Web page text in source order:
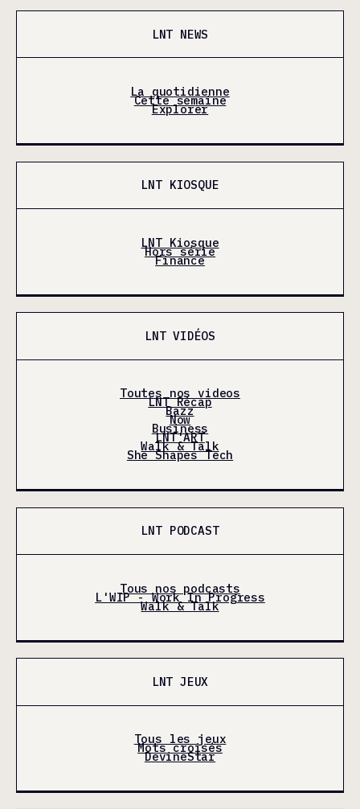
LNT NEWS
La quotidienne
Cette semaine
Explorer
LNT KIOSQUE
LNT Kiosque
Hors série
Finance
LNT VIDÉOS
Toutes nos videos
LNT Récap
Bazz
Now
Business
LNT'ART
Walk & Talk
She Shapes Tech
LNT PODCAST
Tous nos podcasts
L'WIP - Work In Progress
Walk & Talk
LNT JEUX
Tous les jeux
Mots croisés
DevineStar